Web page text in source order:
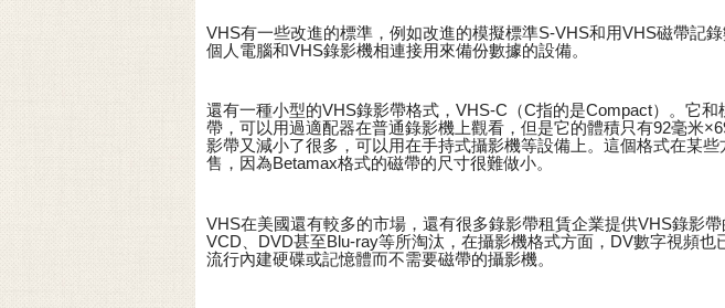
VHS有一些改進的標準，例如改進的模擬標準S-VHS和用VHS磁帶記
個人電腦和VHS錄影機相連接用來備份數據的設備。
還有一種小型的VHS錄影帶格式，VHS-C（C指的是Compact）。它
帶，可以用過適配器在普通錄影機上觀看，但是它的體積只有92毫米
影帶又減小了很多，可以用在手持式攝影機等設備上。這個格式在某
售，因為Betamax格式的磁帶的尺寸很難做小。
VHS在美國還有較多的市場，還有很多錄影帶租賃企業提供VHS錄影
VCD、DVD甚至Blu-ray等所淘汰，在攝影機格式方面，DV數字視頻也
流行內建硬碟或記憶體而不需要磁帶的攝影機。